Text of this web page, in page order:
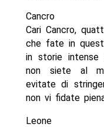
Cancro
Cari Cancro,
che fate in
in storie intense
non siete al
evitate di
non vi fidate
Leone